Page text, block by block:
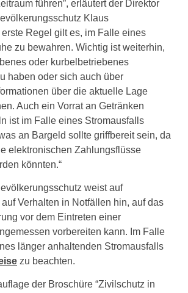
führen”, erläutert der Direktor
Klaus
erste Regel gilt es, im Falle eines
zu bewahren. Wichtig ist weiterhin,
oder kurbelbetriebenes
haben oder sich auch über
über die aktuelle Lage
Auch ein Vorrat an Getränken
ist im Falle eines Stromausfalls
an Bargeld sollte griffbereit sein, da
elektronischen Zahlungsflüsse
könnten.“
weist auf
auf Verhalten in Notfällen hin, auf das
vor dem Eintreten einer
vorbereiten kann. Im Falle
länger anhaltenden Stromausfalls
zu beachten.
der Broschüre “Zivilschutz in